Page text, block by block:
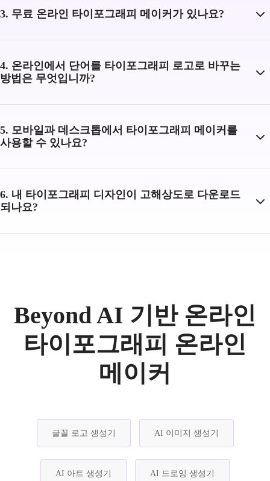
3. 무료 온라인 타이포그래피 메이커가 있나요?
4. 온라인에서 단어를 타이포그래피 로고로 바꾸는
방법은 무엇입니까?
5. 모바일과 데스크톱에서 타이포그래피 메이커를
사용할 수 있나요?
6. 내 타이포그래피 디자인이 고해상도로 다운로드
되나요?
Beyond AI 기반 온라인
타이포그래피 온라인
메이커
글꼴 로고 생성기 AI 이미지 생성기
AI 아트 생성기 AI 드로잉 생성기